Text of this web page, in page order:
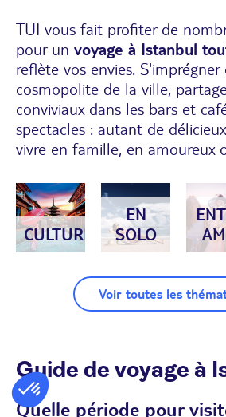
TUI vous fait profiter de
pour un voyage à Istanbul
reflète vos envies.
cosmopolite de la ville,
conviviaux dans les bars et
spectacles : autant de
vivre en famille, en amoureux
CULTURE
EN
SOLO
Voir toutes les
Guide de voyage à
Quelle période pour